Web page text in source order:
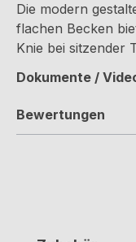
Die modern
flachen Becken
Knie bei sitzender
Dokumente /
Bewertungen